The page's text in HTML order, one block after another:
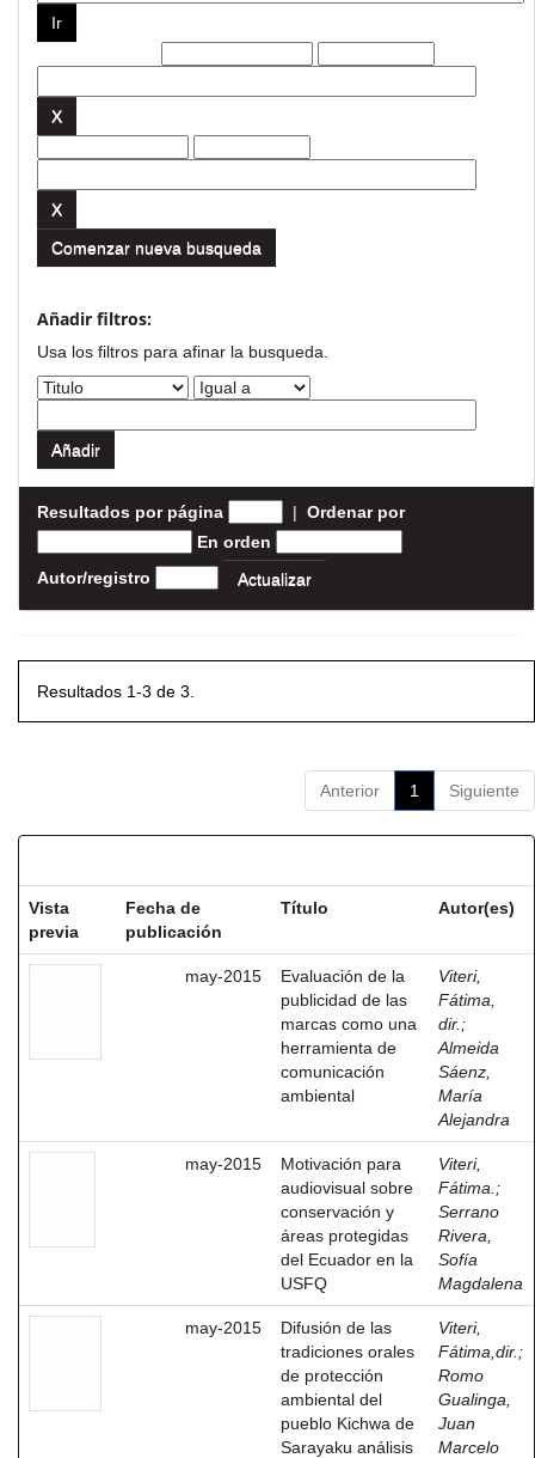
Comenzar nueva busqueda
Añadir filtros:
Usa los filtros para afinar la busqueda.
Resultados por página | Ordenar por
En orden
Autor/registro
Resultados 1-3 de 3.
Anterior 1 Siguiente
Vista
previa
Fecha de
publicación
Título Autor(es)
may-2015
Evaluación de la
publicidad de las
marcas como una
herramienta de
comunicación
ambiental
Viteri,
Fátima,
dir. ;
Almeida
Sáenz,
María
Alejandra
may-2015
Motivación para
audiovisual sobre
conservación y
áreas protegidas
del Ecuador en la
USFQ
Viteri,
Fátima. ;
Serrano
Rivera,
Sofía
Magdalena
may-2015
Difusión de las
tradiciones orales
de protección
ambiental del
pueblo Kichwa de
Sarayaku análisis
Viteri,
Fátima,dir. ;
Romo
Gualinga,
Juan
Marcelo